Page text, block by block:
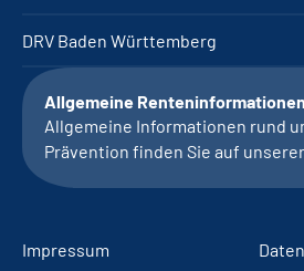
DRV Baden Württemberg
Allgemeine Renteninformationen
Allgemeine Informationen rund
Prävention finden Sie auf unserer
Impressum